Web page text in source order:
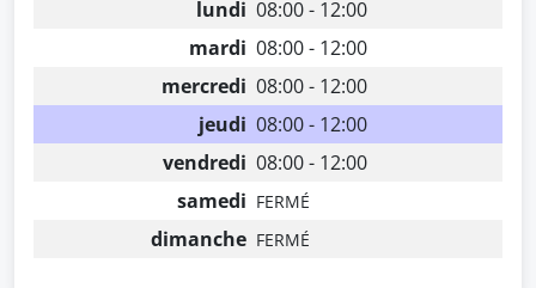
lundi 08:00 - 12:00
mardi 08:00 - 12:00
mercredi 08:00 - 12:00
jeudi 08:00 - 12:00
vendredi 08:00 - 12:00
samedi FERMÉ
dimanche FERMÉ